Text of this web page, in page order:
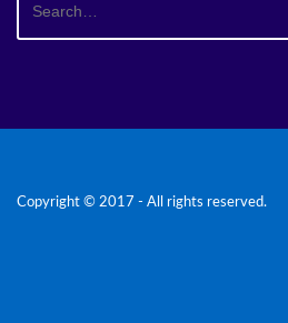
Search
Copyright © 2017 - All rights reserved.